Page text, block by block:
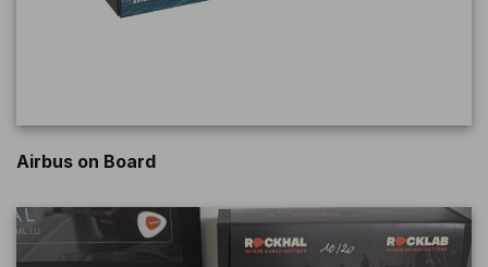
Airbus on Board